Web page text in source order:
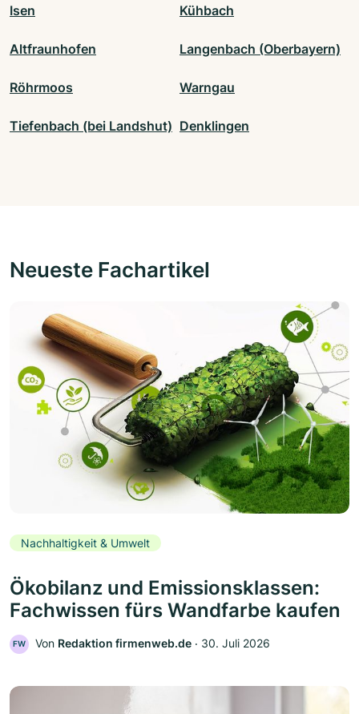
Isen Kühbach
Altfraunhofen Langenbach (Oberbayern)
Röhrmoos Warngau
Tiefenbach (bei Landshut) Denklingen
Neueste Fachartikel
Nachhaltigkeit & Umwelt
Ökobilanz und Emissionsklassen:
Fachwissen fürs Wandfarbe kaufen
FW Von Redaktion firmenweb.de ‧ 30. Juli 2026